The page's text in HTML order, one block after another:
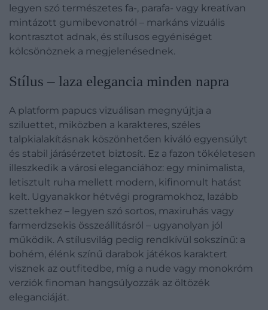
legyen szó természetes fa-, parafa- vagy kreatívan
mintázott gumibevonatról – markáns vizuális
kontrasztot adnak, és stílusos egyéniséget
kölcsönöznek a megjelenésednek.
Stílus – laza elegancia minden napra
A platform papucs vizuálisan megnyújtja a
sziluettet, miközben a karakteres, széles
talpkialakításnak köszönhetően kiváló egyensúlyt
és stabil járásérzetet biztosít. Ez a fazon tökéletesen
illeszkedik a városi eleganciához: egy minimalista,
letisztult ruha mellett modern, kifinomult hatást
kelt. Ugyanakkor hétvégi programokhoz, lazább
szettekhez – legyen szó sortos, maxiruhás vagy
farmerdzsekis összeállításról – ugyanolyan jól
működik. A stílusvilág pedig rendkívül sokszínű: a
bohém, élénk színű darabok játékos karaktert
visznek az outfitedbe, míg a nude vagy monokróm
verziók finoman hangsúlyozzák az öltözék
eleganciáját.